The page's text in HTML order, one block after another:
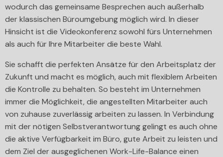
wodurch das gemeinsame Besprechen auch außerhalb
der klassischen Büroumgebung möglich wird. In dieser
Hinsicht ist die Videokonferenz sowohl fürs Unternehmen
als auch für Ihre Mitarbeiter die beste Wahl.
Sie schafft die perfekten Ansätze für den Arbeitsplatz der
Zukunft und macht es möglich, auch mit flexiblem Arbeiten
die Kontrolle zu behalten. So besteht im Unternehmen
immer die Möglichkeit, die angestellten Mitarbeiter auch
von zuhause zuverlässig arbeiten zu lassen. In Verbindung
mit der nötigen Selbstverantwortung gelingt es auch ohne
die aktive Verfügbarkeit im Büro, gute Arbeit zu leisten und
dem Ziel der ausgeglichenen Work-Life-Balance einen